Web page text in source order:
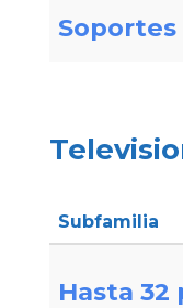
Soportes
Subfamilia
Hasta 32